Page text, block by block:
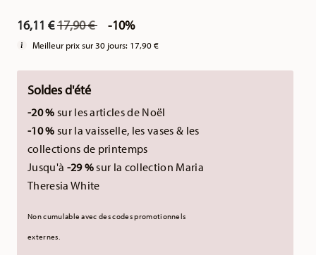
16,11 €Price reduced from
17,90 €to -10%
Meilleur prix sur 30 jours: 17,90 €
Soldes d'été
-20 % sur les articles de Noël
-10 % sur la vaisselle, les vases & les
collections de printemps
Jusqu'à -29 %sur la collection Maria
Theresia White
Non cumulable avec des codes promotionnels
externes.